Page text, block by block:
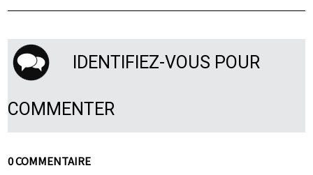
IDENTIFIEZ-VOUS POUR
COMMENTER
0 COMMENTAIRE